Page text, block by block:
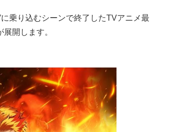
乗り込むシーンで終了したTVアニメ最
開します。